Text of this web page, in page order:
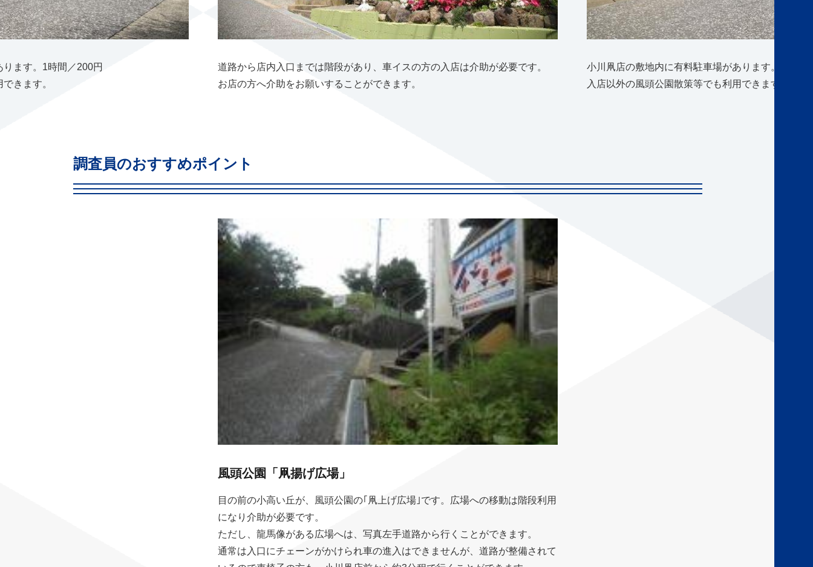
ます。1時間／200円
きます。
道路から店内入口までは階段があり、車イスの方の入店は介助が必要です。
お店の方へ介助をお願いすることができます。
小川凧店の敷地内に有料駐車場があります。1時間
入店以外の風頭公園散策等でも利用できます。
調査員のおすすめポイント
風頭公園「凧揚げ広場」
目の前の小高い丘が、風頭公園の｢凧上げ広場｣です。広場への移動は階段利用
になり介助が必要です。
ただし、龍馬像がある広場へは、写真左手道路から行くことができます。
通常は入口にチェーンがかけられ車の進入はできませんが、道路が整備されて